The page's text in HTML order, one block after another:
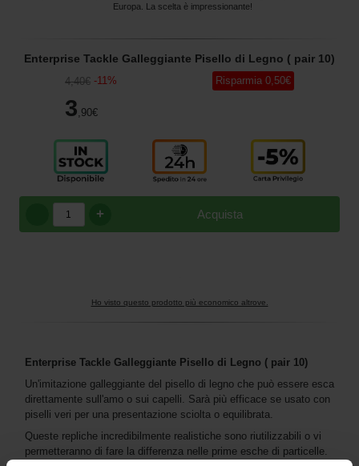
Europa. La scelta è impressionante!
Enterprise Tackle Galleggiante Pisello di Legno ( pair 10)
4,40€ -11%
3 ,90€
Risparmia 0,50€
Acquista
+
Ho visto questo prodotto più economico altrove.
Enterprise Tackle Galleggiante Pisello di Legno ( pair 10)
Un'imitazione galleggiante del pisello di legno che può essere esca
direttamente sull'amo o sui capelli. Sarà più efficace se usato con
piselli veri per una presentazione sciolta o equilibrata.
Queste repliche incredibilmente realistiche sono riutilizzabili o vi
permetteranno di fare la differenza nelle prime esche di particelle.